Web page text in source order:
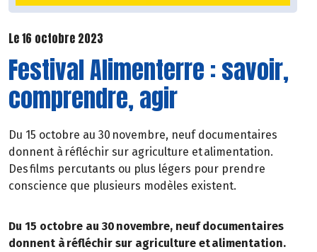
Le 16 octobre 2023
Festival Alimenterre : savoir,
comprendre, agir
Du 15 octobre au 30 novembre, neuf documentaires
donnent à réfléchir sur agriculture et alimentation.
Des films percutants ou plus légers pour prendre
conscience que plusieurs modèles existent.
Du 15 octobre au 30 novembre, neuf documentaires
donnent à réfléchir sur agriculture et alimentation.